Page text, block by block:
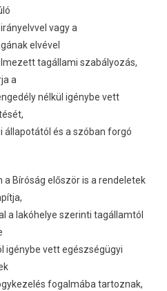
vagy a
elvével
tagállami szabályozás,
a
nélkül igénybe vett
és a szóban forgó
Bíróság először is a rendeletek
a lakóhelye szerinti tagállamtól
igénybe vett egészségügyi
rendeletek
fogalmába tartoznak,